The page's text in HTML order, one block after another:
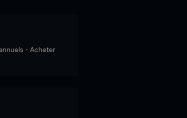
- Acheter